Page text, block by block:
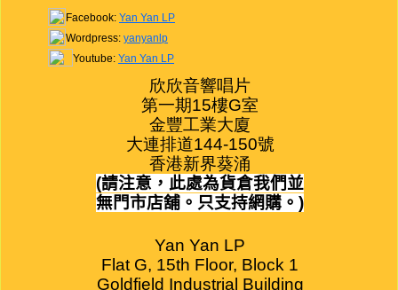
Facebook: Yan Yan LP
Wordpress: yanyanlp
Youtube: Yan Yan LP
欣欣音響唱片
第一期15樓G室
金豐工業大廈
大連排道144-150號
香港新界葵涌
(請注意，此處為貨倉我們並
無門市店舖。只支持網購。 )
Yan Yan LP
Flat G, 15th Floor, Block 1
Goldfield Industrial Building